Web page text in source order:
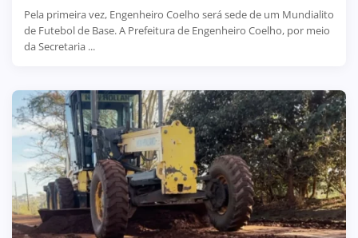
Pela primeira vez, Engenheiro Coelho será sede de um Mundialito
de Futebol de Base. A Prefeitura de Engenheiro Coelho, por meio
da Secretaria ...